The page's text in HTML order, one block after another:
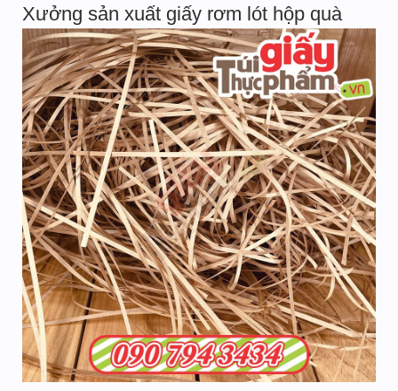
Xưởng sản xuất giấy rơm lót hộp quà